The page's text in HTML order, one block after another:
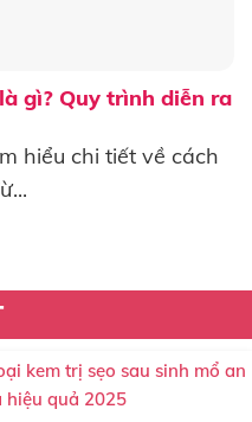
gì? Quy trình diễn ra
hiểu chi tiết về cách
kem trị sẹo sau sinh mổ an
hiệu quả 2025